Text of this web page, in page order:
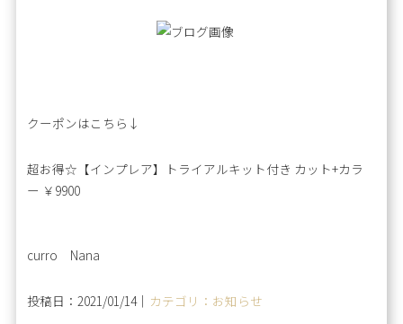
クーポンはこちら↓
超お得☆【インプレア】トライアルキット付き カット+カラ
ー ￥9900
curro Nana
投稿日：2021/01/14｜ カテゴリ：お知らせ